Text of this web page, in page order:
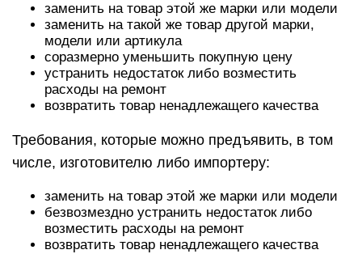
заменить на товар этой же марки или модели
заменить на такой же товар другой марки,
модели или артикула
соразмерно уменьшить покупную цену
устранить недостаток либо возместить
расходы на ремонт
возвратить товар ненадлежащего качества
Требования, которые можно предъявить, в том
числе, изготовителю либо импортеру:
заменить на товар этой же марки или модели
безвозмездно устранить недостаток либо
возместить расходы на ремонт
возвратить товар ненадлежащего качества